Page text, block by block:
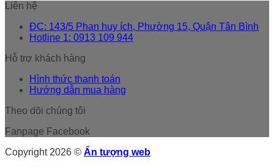
Liên hệ
ĐC: 143/5 Phan huy ích, Phường 15, Quận Tân Bình
Hotline 1: 0913 109 944
Hỗ trợ khách hàng
Hình thức thanh toán
Hướng dẫn mua hàng
Theo dõi chúng tôi
Fanpage Facebook
Copyright 2026 © Ấn tượng web